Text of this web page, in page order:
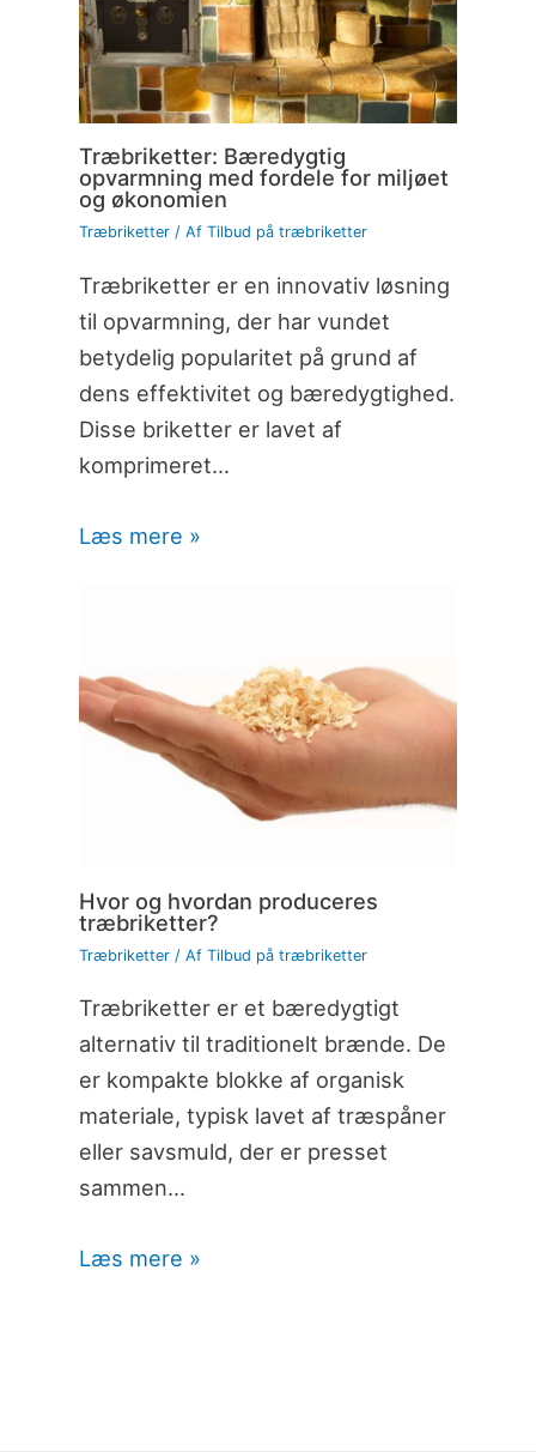
Træbriketter: Bæredygtig
opvarmning med fordele for miljøet
og økonomien
Træbriketter/ Af Tilbud på træbriketter
Træbriketter er en innovativ løsning
til opvarmning, der har vundet
betydelig popularitet på grund af
dens effektivitet og bæredygtighed.
Disse briketter er lavet af
komprimeret…
Læs mere »
Hvor og hvordan produceres
træbriketter?
Træbriketter/ Af Tilbud på træbriketter
Træbriketter er et bæredygtigt
alternativ til traditionelt brænde. De
er kompakte blokke af organisk
materiale, typisk lavet af træspåner
eller savsmuld, der er presset
sammen…
Læs mere »